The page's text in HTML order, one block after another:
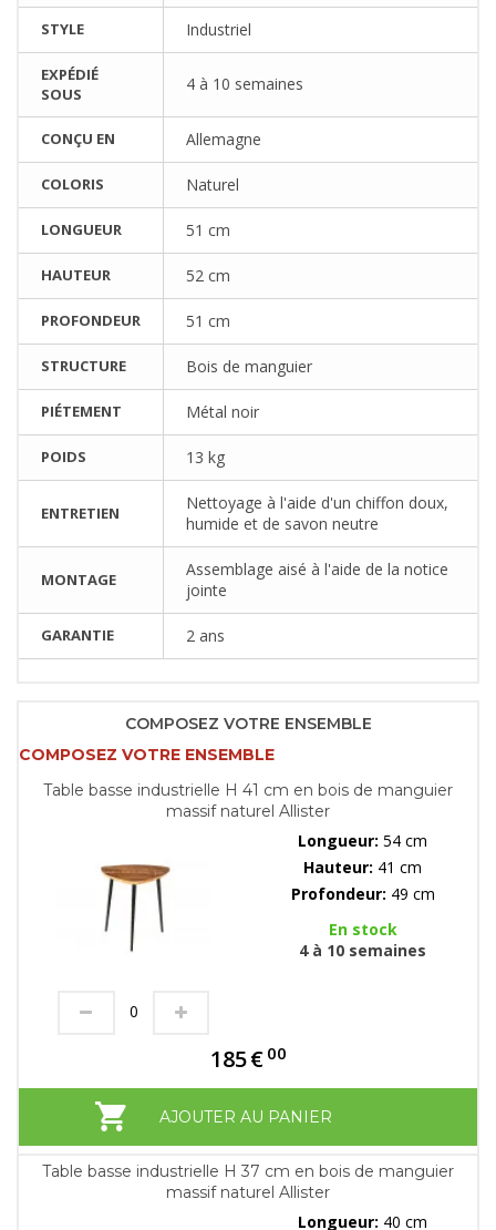
STYLE Industriel
EXPÉDIÉ
SOUS
4 à 10 semaines
CONÇU EN Allemagne
COLORIS Naturel
LONGUEUR 51 cm
HAUTEUR 52 cm
PROFONDEUR 51 cm
STRUCTURE Bois de manguier
PIÉTEMENT Métal noir
POIDS 13 kg
ENTRETIEN
Nettoyage à l'aide d'un chiffon doux,
humide et de savon neutre
MONTAGE
Assemblage aisé à l'aide de la notice
jointe
GARANTIE 2 ans
COMPOSEZ VOTRE ENSEMBLE
COMPOSEZ VOTRE ENSEMBLE
Table basse industrielle H 41 cm en bois de manguier
massif naturel Allister
Longueur: 54 cm
Hauteur: 41 cm
Profondeur: 49 cm
En stock
4 à 10 semaines
185€ 00
AJOUTER AU PANIER
Table basse industrielle H 37 cm en bois de manguier
massif naturel Allister
Longueur: 40 cm